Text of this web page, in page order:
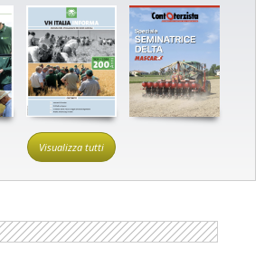
Visualizza tutti